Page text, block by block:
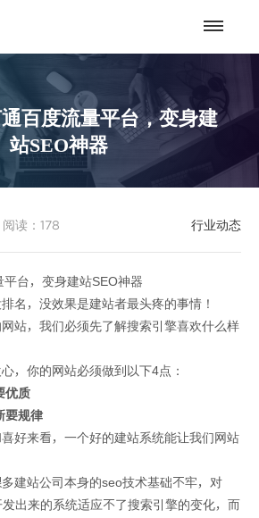
百度流量平台，变身建
站SEO神器
行业动态
阅读： 178
台，变身建站SEO神器
名，没效果是建站者最头疼的事情！
站，我们必须先了解搜索引擎喜欢什么样
，你的网站必须做到以下4点：
优质
要规律
好来看，一个好的建站系统能让我们网站
建站公司本身的seo技术基础不牢，对
出来的系统适应不了搜索引擎的变化，而